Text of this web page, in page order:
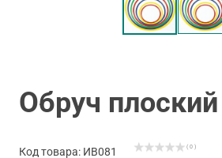
Обруч
Код товара: ИВ081 ( 0 )